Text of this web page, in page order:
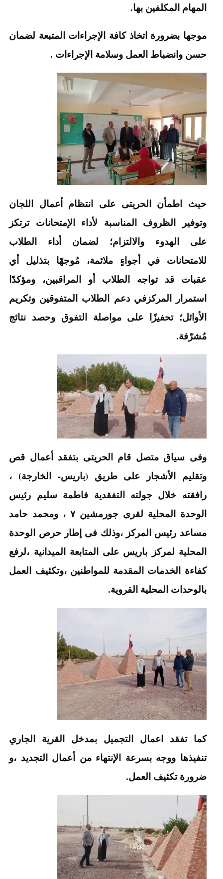
المهام المكلفين بها.
موجها بضرورة اتخاذ كافة الإجراءات المتبعة لضمان
حسن وانضباط العمل وسلامة الإجراءات .
حيث اطمأن الحريتى على انتظام أعمال اللجان
وتوفير الظروف المناسبة لأداء الإمتحانات ترتكز
على الهدوء والالتزام؛ لضمان أداء الطلاب
للامتحانات في أجواءٍ ملائمة، مُوجهًا بتذليل أي
عقبات قد تواجه الطلاب أو المراقبين، ومؤكدًا
استمرار المركزفي دعم الطلاب المتفوقين وتكريم
الأوائل؛ تحفيزًا على مواصلة التفوق وحصد نتائج
مُشرّفة.
وفى سياق متصل قام الحريتى بتفقد أعمال قص
وتقليم الأشجار على طريق (باريس- الخارجة) ،
رافقته خلال جولته التفقدية فاطمة سليم رئيس
الوحدة المحلية لقرى جورمشين ٧ ، ومحمد حامد
مساعد رئيس المركز ،وذلك فى إطار حرص الوحدة
المحلية لمركز باريس على المتابعة الميدانية ،لرفع
كفاءة الخدمات المقدمة للمواطنين ،وتكثيف العمل
بالوحدات المحلية القروية.
كما تفقد اعمال التجميل بمدخل القرية الجاري
تنفيذها ووجه بسرعة الإنتهاء من أعمال التجديد ،و
ضرورة تكثيف العمل.